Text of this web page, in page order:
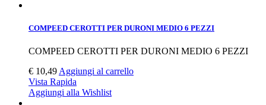
COMPEED CEROTTI PER DURONI MEDIO 6 PEZZI
COMPEED CEROTTI PER DURONI MEDIO 6 PEZZI
€ 10,49 Aggiungi al carrello
Vista Rapida
Aggiungi alla Wishlist